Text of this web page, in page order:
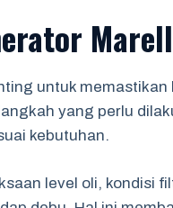
untuk memastikan
yang perlu
kebutuhan.
level oli, kondisi